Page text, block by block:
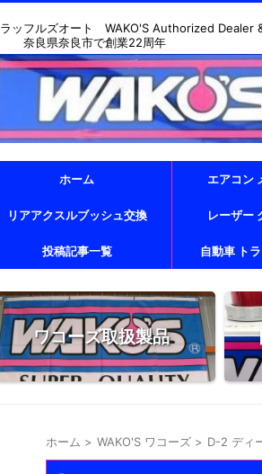
ラッフルズオート WAKO'S Authorized Dealer
奈良県奈良市で創業22周年
ホーム エアコン
リアアクスルブッシュ交換 レーザー
投稿記事一覧 自動車 ト
ワコーズ取扱製品
ホーム > WAKO'S ワコーズ > D-2 ディ